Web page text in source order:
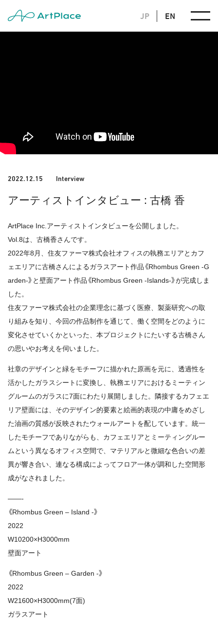
JP EN
2022.12.15 Interview
アーティストインタビュー : 古橋 香
ArtPlace Inc.アーティストインタビューを公開しました。
Vol.8は、古橋香さんです。
2022年8月、住友ファーマ株式会社オフィスの執務エリアとカフ
ェエリアに古橋さんによるガラスアート作品《Rhombus Green -G
arden-》と壁面アート作品《Rhombus Green -Islands-》が完成しま
した。
住友ファーマ株式会社の企業理念に基づく医療、製薬研究への取
り組みを知り、今回の作品制作を通じて、働く空間をどのように
変化させていくかといった、本プロジェクトにたいする古橋さん
の思いやお考えを伺いました。
社章のデザインと緑をモチーフに描かれた原画を元に、透過性を
活かしたガラスシートに変換し、執務エリアにおけるミーティン
グルームのガラスに7面にわたり展開しました。隣接するカフェエ
リア壁面には、そのデザイン的要素と絵画的表現の中庸をめざし
た油画の質感が反映されたウォールアートを配しています。統一
したモチーフでありながらも、カフェエリアとミーティングルー
ムという異なるオフィス空間で、マテリアルと微細な色合いの差
異が響き合い、連なる構成によってフロア一体が調和した空間形
成がなされました。
——-
《Rhombus Green – Island -》
2022
W10200×H3000mm
壁面アート
《Rhombus Green – Garden -》
2022
W21600×H3000mm(7面)
ガラスアート